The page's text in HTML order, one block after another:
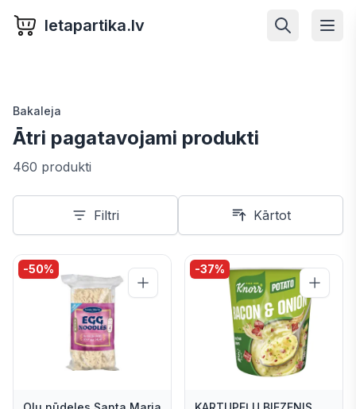
letapartika.lv
Bakaleja
Ātri pagatavojami produkti
460 produkti
Filtri Kārtot
-50% -37%